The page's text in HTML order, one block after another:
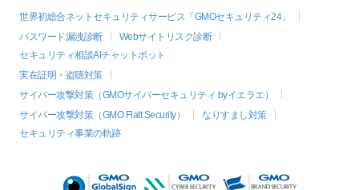
世界初総合ネットセキュリティサービス「GMOセキュリティ24」
パスワード漏洩診断
Webサイトリスク診断
セキュリティ相談AIチャットボット
実在証明・盗聴対策
サイバー攻撃対策（GMOサイバーセキュリティ byイエラエ）
サイバー攻撃対策（GMO Flatt Security）
なりすまし対策
セキュリティ事業の軌跡